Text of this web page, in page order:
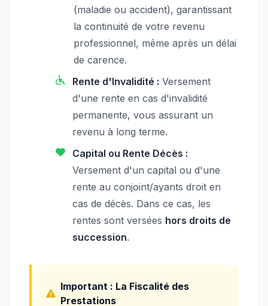
(maladie ou accident), garantissant
la continuité de votre revenu
professionnel, même après un délai
de carence.
Rente d'Invalidité : Versement
d'une rente en cas d'invalidité
permanente, vous assurant un
revenu à long terme.
Capital ou Rente Décès :
Versement d'un capital ou d'une
rente au conjoint/ayants droit en
cas de décès. Dans ce cas, les
rentes sont versées hors droits de
succession.
Important : La Fiscalité des
Prestations